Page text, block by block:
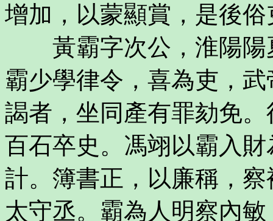
增加，以蒙顯賞，是後
黃霸字次公，淮陽陽
霸少學律令，喜為吏，
謁者，坐同產有罪劾免
百石卒史。馮翊以霸入
計。簿書正，以廉稱，
太守丞。霸為人明察內